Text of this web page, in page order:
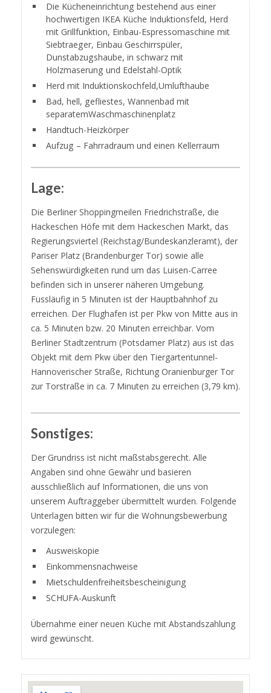
Die Kücheneinrichtung bestehend aus einer
hochwertigen IKEA Küche Induktionsfeld, Herd
mit Grillfunktion, Einbau-Espressomaschine mit
Siebtraeger, Einbau Geschirrspüler,
Dunstabzugshaube, in schwarz mit
Holzmaserung und Edelstahl-Optik
Herd mit Induktionskochfeld,Umlufthaube
Bad, hell, gefliestes, Wannenbad mit
separatemWaschmaschinenplatz
Handtuch-Heizkörper
Aufzug – Fahrradraum und einen Kellerraum
Lage:
Die Berliner Shoppingmeilen Friedrichstraße, die
Hackeschen Höfe mit dem Hackeschen Markt, das
Regierungsviertel (Reichstag/Bundeskanzleramt), der
Pariser Platz (Brandenburger Tor) sowie alle
Sehenswürdigkeiten rund um das Luisen-Carree
befinden sich in unserer näheren Umgebung.
Fussläufig in 5 Minuten ist der Hauptbahnhof zu
erreichen. Der Flughafen ist per Pkw von Mitte aus in
ca. 5 Minuten bzw. 20 Minuten erreichbar. Vom
Berliner Stadtzentrum (Potsdamer Platz) aus ist das
Objekt mit dem Pkw über den Tiergartentunnel-
Hannoverischer Straße, Richtung Oranienburger Tor
zur Torstraße in ca. 7 Minuten zu erreichen (3,79 km).
Sonstiges:
Der Grundriss ist nicht maßstabsgerecht. Alle
Angaben sind ohne Gewähr und basieren
ausschließlich auf Informationen, die uns von
unserem Auftraggeber übermittelt wurden. Folgende
Unterlagen bitten wir für die Wohnungsbewerbung
vorzulegen:
Ausweiskopie
Einkommensnachweise
Mietschuldenfreiheitsbescheinigung
SCHUFA-Auskunft
Übernahme einer neuen Küche mit Abstandszahlung
wird gewünscht.